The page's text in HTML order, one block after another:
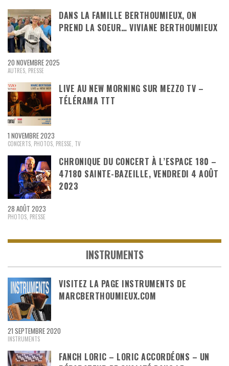
DANS LA FAMILLE BERTHOUMIEUX, ON
PREND LA SOEUR… VIVIANE BERTHOUMIEUX
20 NOVEMBRE 2025
AUTRES PRESSE
LIVE AU NEW MORNING SUR MEZZO TV –
TÉLÉRAMA TTT
1 NOVEMBRE 2023
CONCERTS PHOTOS PRESSE TV
CHRONIQUE DU CONCERT À L’ESPACE 180 –
47180 SAINTE-BAZEILLE, VENDREDI 4 AOÛT
2023
28 AOÛT 2023
PHOTOS PRESSE
INSTRUMENTS
VISITEZ LA PAGE INSTRUMENTS DE
MARCBERTHOUMIEUX.COM
21 SEPTEMBRE 2020
INSTRUMENTS
FANCH LORIC – LORIC ACCORDÉONS – UN